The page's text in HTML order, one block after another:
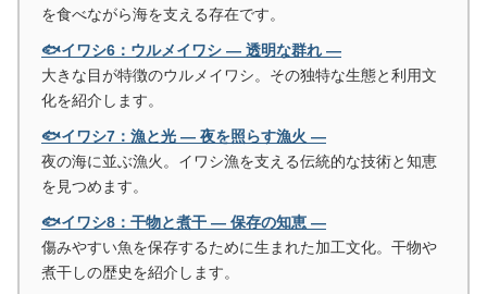
を食べながら海を支える存在です。
🐟イワシ6：ウルメイワシ ― 透明な群れ ―
大きな目が特徴のウルメイワシ。その独特な生態と利用文
化を紹介します。
🐟イワシ7：漁と光 ― 夜を照らす漁火 ―
夜の海に並ぶ漁火。イワシ漁を支える伝統的な技術と知恵
を見つめます。
🐟イワシ8：干物と煮干 ― 保存の知恵 ―
傷みやすい魚を保存するために生まれた加工文化。干物や
煮干しの歴史を紹介します。